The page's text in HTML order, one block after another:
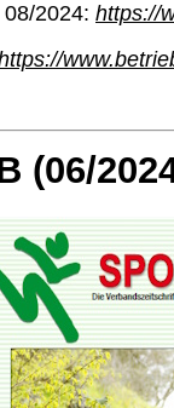
2024: https://
(06/